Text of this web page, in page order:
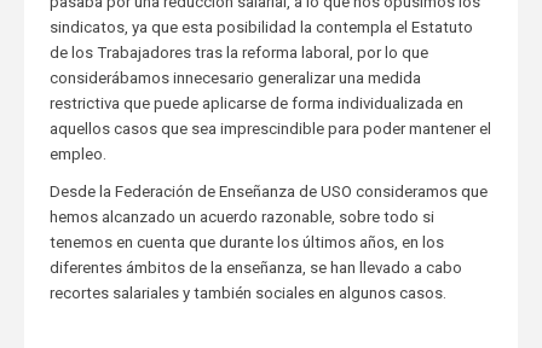
sindicatos, ya que esta posibilidad la contempla el Estatuto
de los Trabajadores tras la reforma laboral, por lo que
considerábamos innecesario generalizar una medida
restrictiva que puede aplicarse de forma individualizada en
aquellos casos que sea imprescindible para poder mantener el
empleo.
Desde la Federación de Enseñanza de USO consideramos que
hemos alcanzado un acuerdo razonable, sobre todo si
tenemos en cuenta que durante los últimos años, en los
diferentes ámbitos de la enseñanza, se han llevado a cabo
recortes salariales y también sociales en algunos casos.